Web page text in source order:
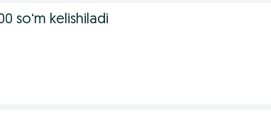
soʻm kelishiladi